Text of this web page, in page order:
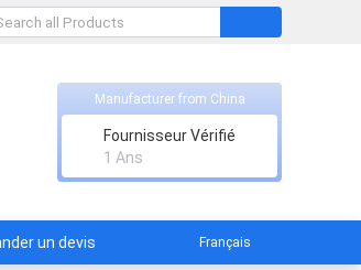
Manufacturer from China
Fournisseur Vérifié
1 Ans
un devis Français